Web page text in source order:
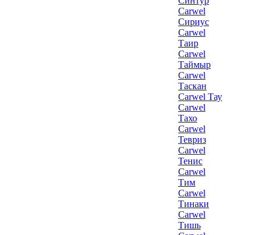
Carwel
Сириус
Carwel
Таир
Carwel
Таймыр
Carwel
Таскан
Carwel Тау
Carwel
Тахо
Carwel
Тевриз
Carwel
Тенис
Carwel
Тим
Carwel
Тинаки
Carwel
Тишь